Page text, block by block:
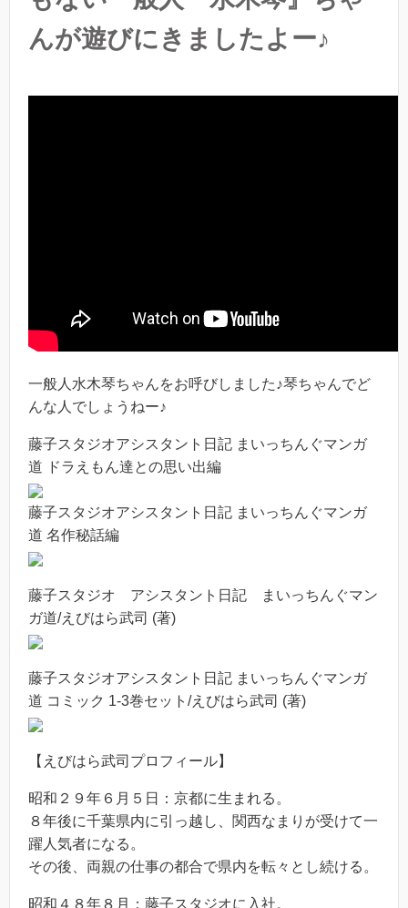
んが遊びにきましたよー♪
一般人水木琴ちゃんをお呼びしました♪琴ちゃんでど
んな人でしょうねー♪
藤子スタジオアシスタント日記 まいっちんぐマンガ
道 ドラえもん達との思い出編
藤子スタジオアシスタント日記 まいっちんぐマンガ
道 名作秘話編
藤子スタジオ アシスタント日記 まいっちんぐマン
ガ道/えびはら武司 (著)
藤子スタジオアシスタント日記 まいっちんぐマンガ
道 コミック 1-3巻セット/えびはら武司 (著)
【えびはら武司プロフィール】
昭和２９年６月５日：京都に生まれる。
８年後に千葉県内に引っ越し、関西なまりが受けて一
躍人気者になる。
その後、両親の仕事の都合で県内を転々とし続ける。
昭和４８年８月：藤子スタジオに入社。